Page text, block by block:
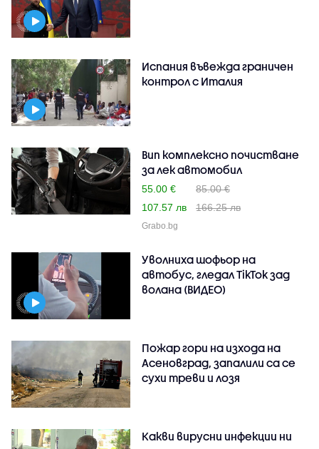
Испания въвежда граничен
контрол с Италия
Вип комплексно почистване
за лек автомобил
55.00 €
85.00 €
107.57 лв
166.25 лв
Grabo.bg
Уволниха шофьор на
автобус, гледал TikTok зад
волана (ВИДЕО)
Пожар гори на изхода на
Асеновград, запалили са се
сухи треви и лозя
Какви вирусни инфекции ни